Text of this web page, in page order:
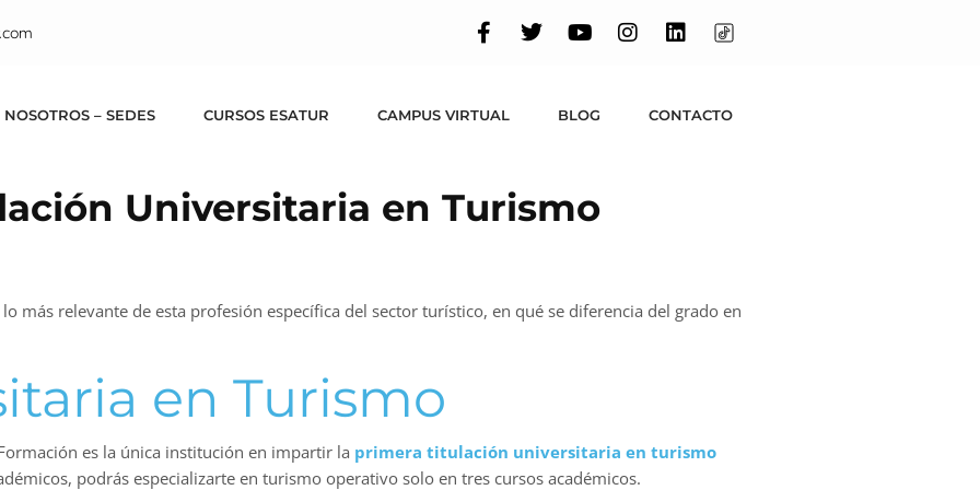
– SEDES CURSOS ESATUR CAMPUS VIRTUAL BLOG CONTACTO
Universitaria en Turismo
lo más relevante de esta profesión específica del sector turístico, en qué se diferencia del grado en
en Turismo
es la única institución en impartir la primera titulación universitaria en turismo
podrás especializarte en turismo operativo solo en tres cursos académicos.